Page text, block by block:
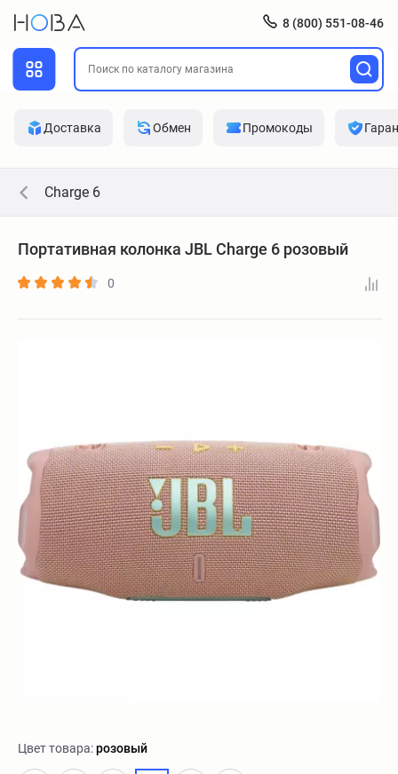
8 (800) 551-08-46
Доставка Обмен Промокоды
Charge 6
Портативная колонка JBL Charge 6 розовый
0
Цвет товара:розовый